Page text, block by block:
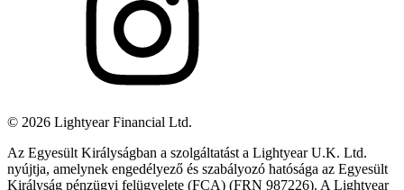
© 2026 Lightyear Financial Ltd.
Az Egyesült Királyságban a szolgáltatást a Lightyear U.K. Ltd.
nyújtja, amelynek engedélyező és szabályozó hatósága az Egyesült
Királyság pénzügyi felügyelete (FCA) (FRN 987226). A Lightyear